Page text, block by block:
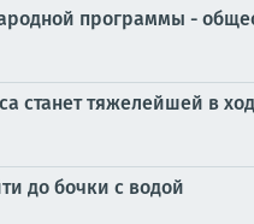
программы -
станет тяжелейшей в
до бочки с водой